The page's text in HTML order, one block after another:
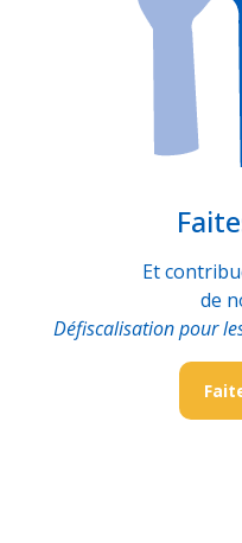
Et
de
Défiscalisation pour